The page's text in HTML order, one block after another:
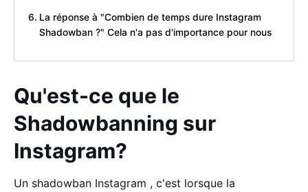
La réponse à "Combien de temps dure Instagram
Shadowban ?" Cela n'a pas d'importance pour nous
Qu'est-ce que le
Shadowbanning sur
Instagram?
Un shadowban Instagram , c'est lorsque la